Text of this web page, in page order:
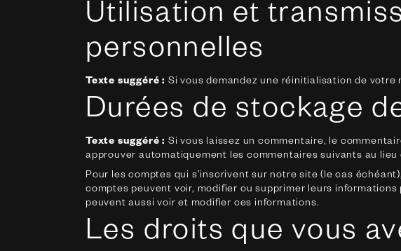
Utilisation et
personnelles
Texte suggéré : Si vous demandez une réinitialisation de votre
Durées de stockage
Texte suggéré : Si vous laissez un commentaire, le
approuver automatiquement les commentaires suivants au
Pour les comptes qui s’inscrivent sur notre site (le cas
comptes peuvent voir, modifier ou supprimer leurs
peuvent aussi voir et modifier ces informations.
Les droits que vous